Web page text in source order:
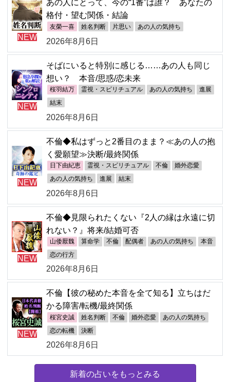
NEW
あの人にとって、今の“1番”は誰？ あなたの
格付・望む関係・結論
友榮一喜 姓名判断 片思い あの人の気持ち
2026年8月6日
NEW
そばにいると特別に感じる……あの人も同じ
想い？ 本音/思惑/恋未来
桜羽結万 霊視・スピリチュアル あの人の気持ち 進展
結末
2026年8月6日
NEW
不倫◆私はずっと2番目のまま？≪あの人の抱
く愛願望≫決断/最終関係
日下由紀恵 霊視・スピリチュアル 不倫 婚外恋愛
あの人の気持ち 進展 結末
2026年8月6日
NEW
不倫◆見限られたくない『2人の縁は永遠に切
れない？』将来/結婚可否
山倭厭魏 算命学 不倫 配偶者 あの人の気持ち 本音
恋の行方
2026年8月6日
NEW
不倫【彼の秘めた本音を全て知る】立ちはだ
かる障害/転機/最終関係
桜宮史誠 姓名判断 不倫 婚外恋愛 あの人の気持ち
恋の転機 決断
2026年8月6日
新着の占いをもっとみる